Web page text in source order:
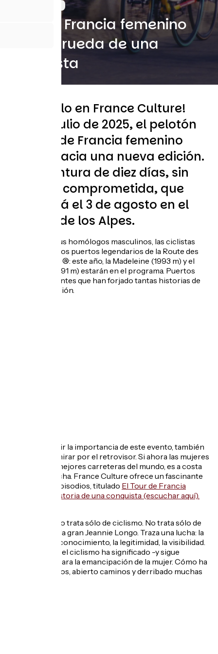
Tour de Francia femenino
2025: a rueda de una
conquista
¡Escúchelo en France Culture!
El 25 de julio de 2025, el pelotón
del Tour de Francia femenino
partirá hacia una nueva edición.
Una aventura de diez días, sin
aliento y comprometida, que
terminará el 3 de agosto en el
corazón de los Alpes.
Y al igual que sus homólogos masculinos, las ciclistas
afrontarán varios puertos legendarios de la Route des
Grandes Alpes ®: este año, la Madeleine (1993 m) y el
Joux-Plane (1691 m) estarán en el programa. Puertos
míticos y exigentes que han forjado tantas historias de
valor y superación.
Pero para medir la importancia de este evento, también
tenemos que mirar por el retrovisor. Si ahora las mujeres
corren en las mejores carreteras del mundo, es a costa
de una larga lucha. France Culture ofrece un fascinante
podcast en 4 episodios, titulado El Tour de Francia
femenino, la historia de una conquista (escuchar aquí).
Este podcast no trata sólo de ciclismo. No trata sólo de
las hazañas de la gran Jeannie Longo. Traza una lucha: la
lucha por el reconocimiento, la legitimidad, la visibilidad.
Destaca lo que el ciclismo ha significado -y sigue
significando- para la emancipación de la mujer. Cómo ha
liberado cuerpos, abierto caminos y derribado muchas